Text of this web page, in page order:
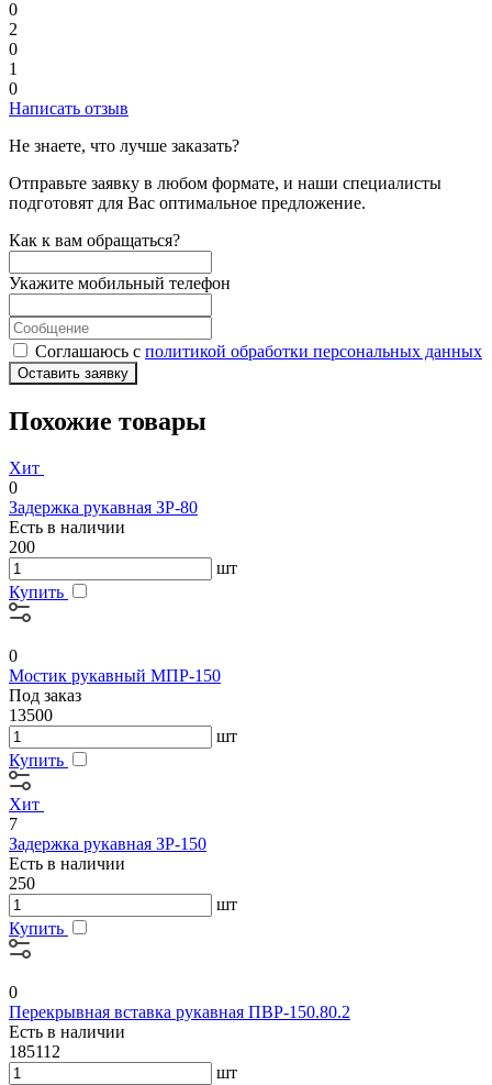
0
2
0
1
0
Написать отзыв
Не знаете, что лучше заказать?
Отправьте заявку в любом формате, и наши специалисты
подготовят для Вас оптимальное предложение.
Как к вам обращаться?
Укажите мобильный телефон
Соглашаюсь с политикой обработки персональных данных
Оставить заявку
Похожие товары
Хит
0
Задержка рукавная ЗР-80
Есть в наличии
200
шт
Купить
0
Мостик рукавный МПР-150
Под заказ
13500
шт
Купить
Хит
7
Задержка рукавная ЗР-150
Есть в наличии
250
шт
Купить
0
Перекрывная вставка рукавная ПВР-150.80.2
Есть в наличии
185112
шт